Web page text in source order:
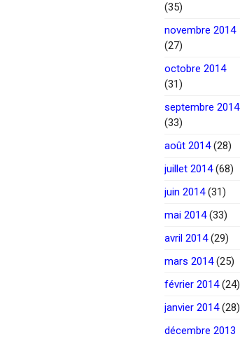
(35)
novembre 2014
(27)
octobre 2014
(31)
septembre 2014
(33)
août 2014(28)
juillet 2014(68)
juin 2014(31)
mai 2014(33)
avril 2014(29)
mars 2014(25)
février 2014(24)
janvier 2014(28)
décembre 2013